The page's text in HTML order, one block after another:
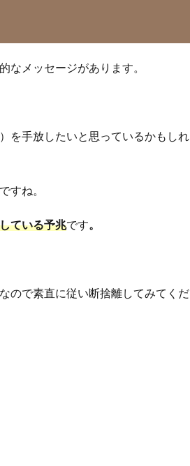
なメッセージがあります。
を手放したいと思っているかもしれ
すね。
ている予兆です。
ので素直に従い断捨離してみてくだ